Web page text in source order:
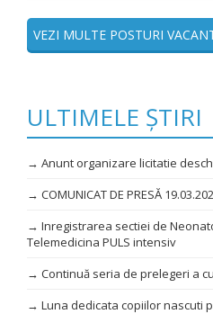
VEZI MULTE POSTURI
ULTIMELE ȘTIRI
→ Anunt organizare licitatie
→ COMUNICAT DE PRESĂ
→ Inregistrarea sectiei de
Telemedicina PULS intensiv
→ Continuă seria de prelegeri a
→ Luna dedicata copiilor nascuti